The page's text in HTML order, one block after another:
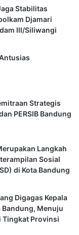
Stabilitas
Djamari
III/Siliwangi
Strategis
PERSIB Bandung
Langkah
Sosial
di Kota Bandung
Digagas Kepala
Bandung, Menuju
Tingkat Provinsi